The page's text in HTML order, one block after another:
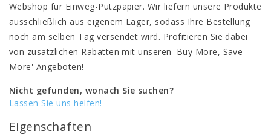
Webshop für Einweg-Putzpapier. Wir liefern unsere Produkte
ausschließlich aus eigenem Lager, sodass Ihre Bestellung
noch am selben Tag versendet wird. Profitieren Sie dabei
von zusätzlichen Rabatten mit unseren 'Buy More, Save
More' Angeboten!
Nicht gefunden, wonach Sie suchen?
Lassen Sie uns helfen!
Eigenschaften